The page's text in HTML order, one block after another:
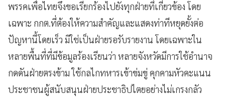
พรรคเพื่อไทยจึงขอเรียกร้องไปยังทุกฝ่ายที่เกี่ยวข้อง โดย
เฉพาะ กกต.ที่ต้องให้ความสำคัญและแสดงท่าทีหยุดยั้งต่อ
ปัญหานี้โดยเร็ว มิใช่เป็นฝ่ายรอรับรายงาน โดยเฉพาะใน
หลายพื้นที่ที่มีข้อมูลร้องเรียนว่า หลายจังหวัดมีการใช้อำนาจ
กดดันฝ่ายตรงข้าม ใช้กลไกทหารเข้าข่มขู่ คุกคามหัวคะแนน
ประชาชนผู้สนับสนุนฝ่ายประชาธิปไตยอย่างไม่เกรงกลัว